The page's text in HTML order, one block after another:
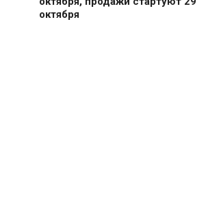
октября